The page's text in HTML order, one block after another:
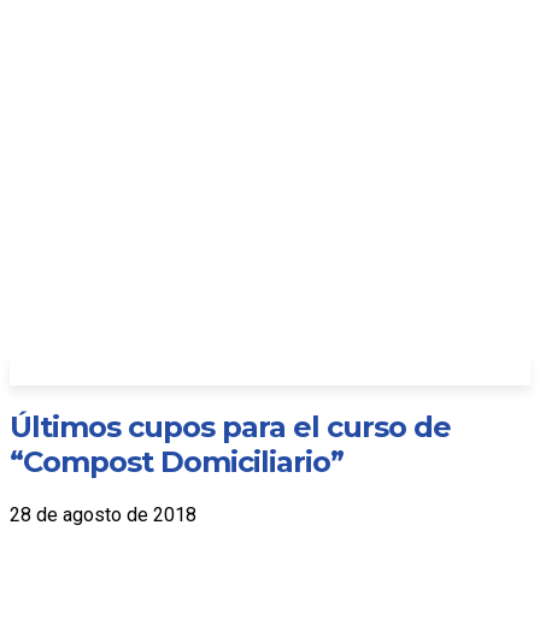
Últimos cupos para el curso de
“Compost Domiciliario”
28 de agosto de 2018